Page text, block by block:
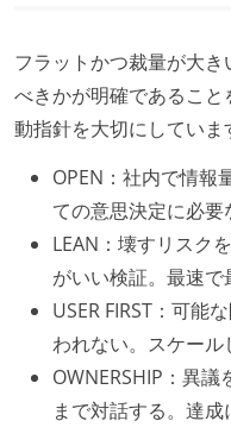
フラットかつ裁量が大
べきかが明確であるこ
動指針を大切にしていま
OPEN：社内で情報
ての意思決定に必要
LEAN：壊すリスク
がいい検証。最速で
USER FIRST：可能
われない。スケール
OWNERSHIP：異
まで対話する。達